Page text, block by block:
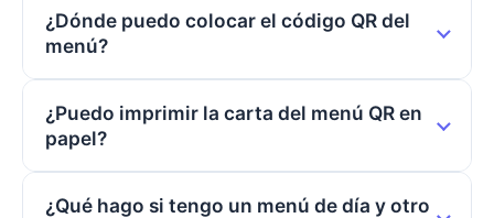
¿Dónde puedo colocar el código QR del
menú?
¿Puedo imprimir la carta del menú QR en
papel?
¿Qué hago si tengo un menú de día y otro